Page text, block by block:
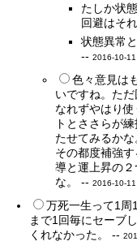
たしか状
回避はそ
状態異常
--2016-10-
色々意見は
いですね。た
なれずやはり
トとささらが
たせてみるか
その都度補強
導と運上昇の
な。 --2016-10-
万死一生って1周
まで1回毎にセーブ
くれなかった。 --